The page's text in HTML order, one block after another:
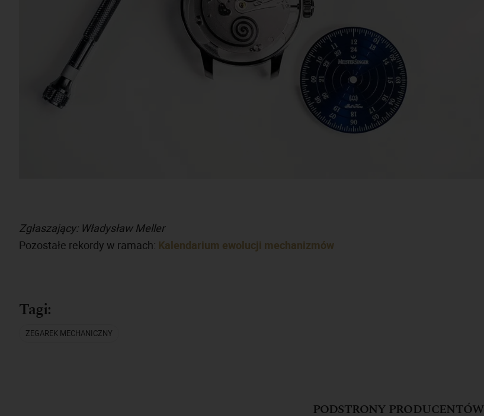
Zgłaszający: Władysław Meller
Pozostałe rekordy w ramach: Kalendarium ewolucji mechanizmów
Tagi:
ZEGAREK MECHANICZNY
PODSTRONY PRODUCENTÓW